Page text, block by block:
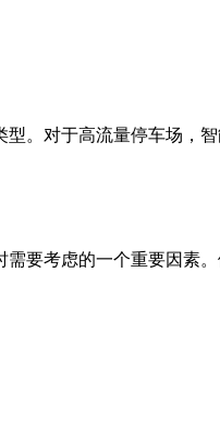
对于高流量停车场，智
考虑的一个重要因素。